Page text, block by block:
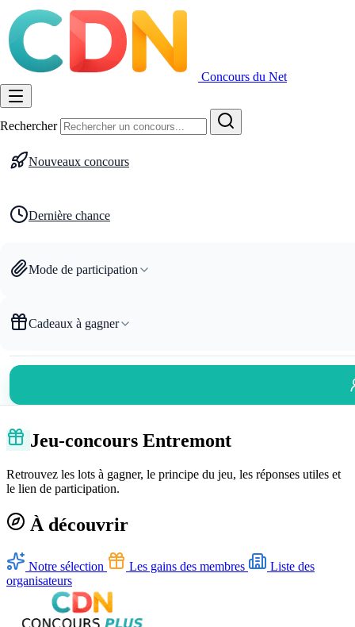
Concours du Net
Rechercher
Nouveaux concours
Dernière chance
Mode de participation
Cadeaux à gagner
Jeu-concours Entremont
Retrouvez les lots à gagner, le principe du jeu, les réponses utiles et
le lien de participation.
À découvrir
Notre sélection Les gains des membres
Liste des
organisateurs